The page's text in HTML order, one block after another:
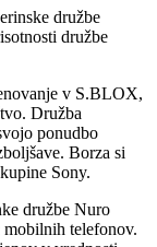
družbe
družbe
v S.BLOX,
Družba
ponudbo
Borza si
Sony.
družbe Nuro
telefonov.